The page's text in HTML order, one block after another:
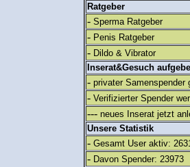
Ratgeber
- Sperma Ratgeber
- Penis Ratgeber
- Dildo & Vibrator
Inserat&Gesuch
- privater Samenspender
- Verifizierter Spender
--- neues Inserat jetzt
Unsere Statistik
- Gesamt User aktiv:
- Davon Spender: 23973